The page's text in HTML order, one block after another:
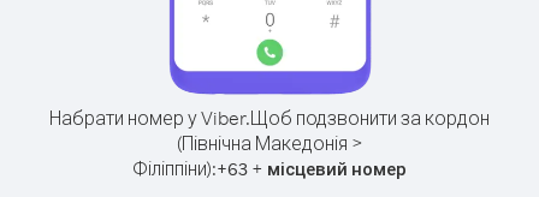
Набрати номер у Viber.Щоб подзвонити за кордон
(Північна Македонія >
Філіппіни):+63 + місцевий номер